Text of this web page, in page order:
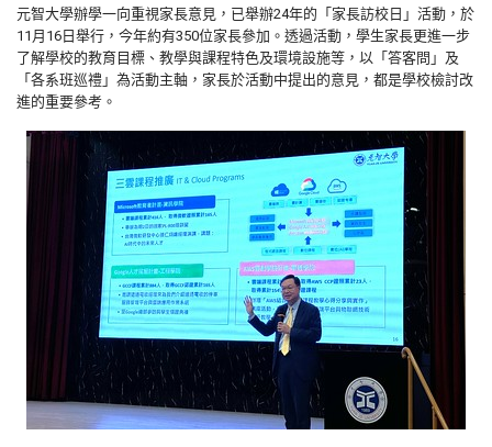
元智大學辦學一向重視家長意見，已舉辦24年的「家長訪校日」活動，於
11月16日舉行，今年約有350位家長參加。透過活動，學生家長更進一步
了解學校的教育目標、教學與課程特色及環境設施等，以「答客問」及
「各系班巡禮」為活動主軸，家長於活動中提出的意見，都是學校檢討改
進的重要參考。